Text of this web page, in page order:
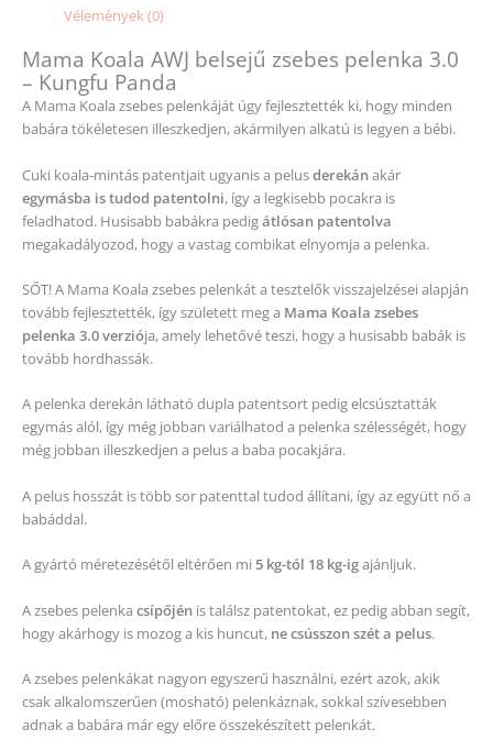
Vélemények (0)
Mama Koala AWJ belsejű zsebes pelenka 3.0
– Kungfu Panda
A Mama Koala zsebes pelenkáját úgy fejlesztették ki, hogy minden
babára tökéletesen illeszkedjen, akármilyen alkatú is legyen a bébi.
Cuki koala-mintás patentjait ugyanis a pelusderekánakár
egymásba is tudod patentolni, így a legkisebb pocakra is
feladhatod. Husisabb babákra pedigátlósan patentolva
megakadályozod, hogy a vastag combikat elnyomja a pelenka.
SŐT! A Mama Koala zsebes pelenkát a tesztelők visszajelzései alapján
tovább fejlesztették, így született meg a Mama Koala zsebes
pelenka 3.0 verziója, amely lehetővé teszi, hogy a husisabb babák is
tovább hordhassák.
A pelenka derekán látható dupla patentsort pedig elcsúsztatták
egymás alól, így még jobban variálhatod a pelenka szélességét, hogy
még jobban illeszkedjen a pelus a baba pocakjára.
A pelus hosszát is több sor patenttal tudod állítani, így az együtt nő a
babáddal.
A gyártó méretezésétől eltérően mi 5 kg-tól 18 kg-igajánljuk.
A zsebes pelenka csípőjén is találsz patentokat, ez pedig abban segít,
hogy akárhogy is mozog a kis huncut, ne csússzon szét a pelus.
A zsebes pelenkákat nagyon egyszerű használni, ezért azok, akik
csak alkalomszerűen (mosható) pelenkáznak, sokkal szívesebben
adnak a babára már egy előre összekészített pelenkát.